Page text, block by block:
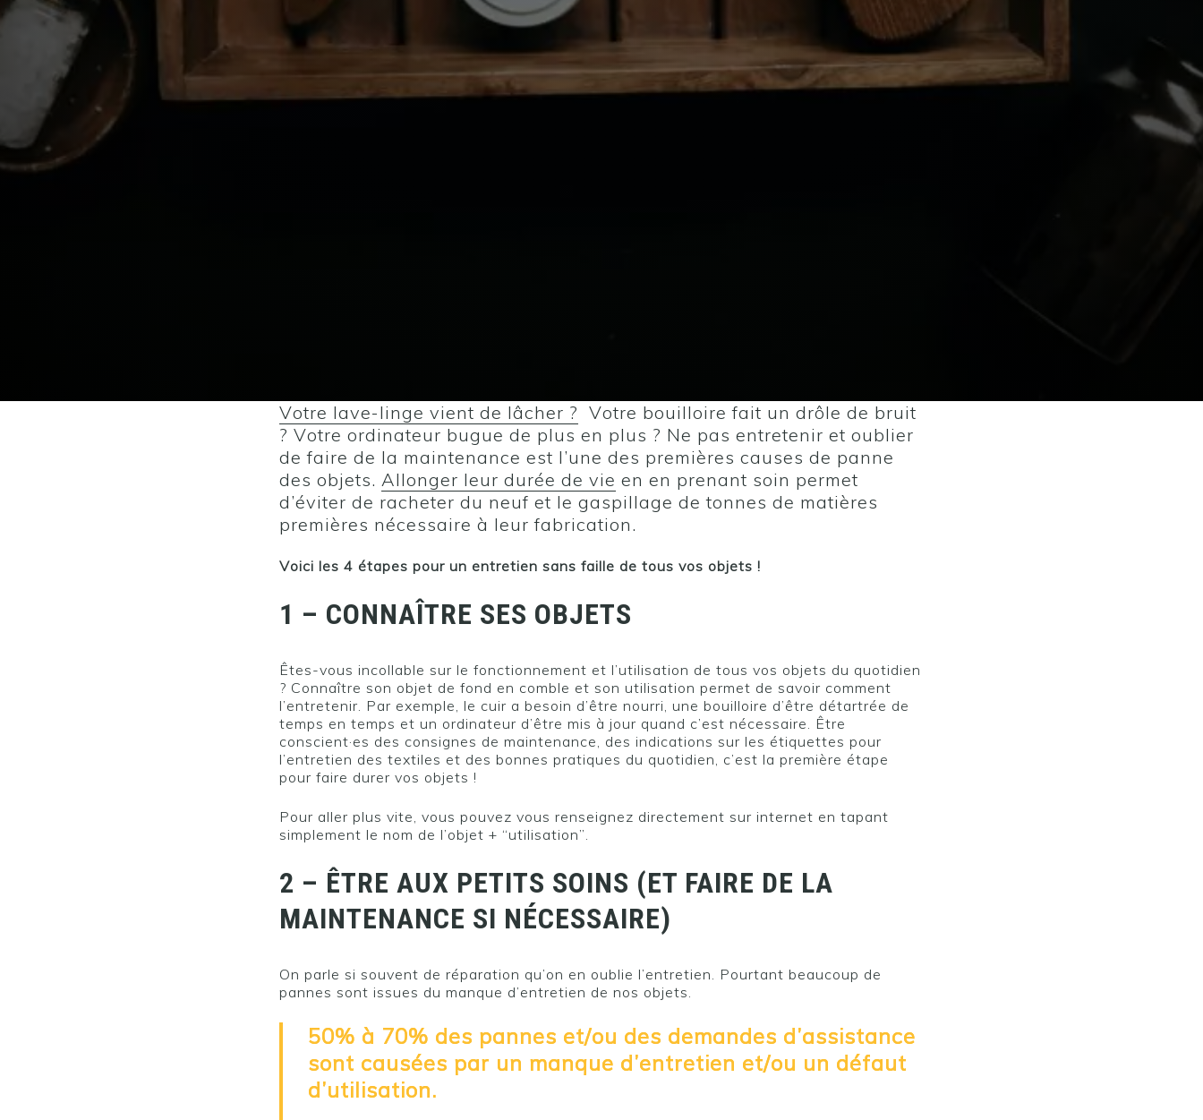
Votre lave-linge vient de lâcher ? Votre bouilloire fait un drôle de bruit
? Votre ordinateur bugue de plus en plus ? Ne pas entretenir et oublier
de faire de la maintenance est l’une des premières causes de panne
des objets. Allonger leur durée de vie en en prenant soin permet
d’éviter de racheter du neuf et le gaspillage de tonnes de matières
premières nécessaire à leur fabrication.
Voici les 4 étapes pour un entretien sans faille de tous vos objets !
1 – CONNAÎTRE SES OBJETS
Êtes-vous incollable sur le fonctionnement et l’utilisation de tous vos objets du quotidien
? Connaître son objet de fond en comble et son utilisation permet de savoir comment
l’entretenir. Par exemple, le cuir a besoin d’être nourri, une bouilloire d’être détartrée de
temps en temps et un ordinateur d’être mis à jour quand c’est nécessaire. Être
conscient·es des consignes de maintenance, des indications sur les étiquettes pour
l’entretien des textiles et des bonnes pratiques du quotidien, c’est la première étape
pour faire durer vos objets !
Pour aller plus vite, vous pouvez vous renseignez directement sur internet en tapant
simplement le nom de l’objet + “utilisation”.
2 – ÊTRE AUX PETITS SOINS (ET FAIRE DE LA
MAINTENANCE SI NÉCESSAIRE)
On parle si souvent de réparation qu’on en oublie l’entretien. Pourtant beaucoup de
pannes sont issues du manque d’entretien de nos objets.
50% à 70% des pannes et/ou des demandes d’assistance
sont causées par un manque d’entretien et/ou un défaut
d’utilisation.
PRÊT•E À REJOINDRE LE DÉFI ?